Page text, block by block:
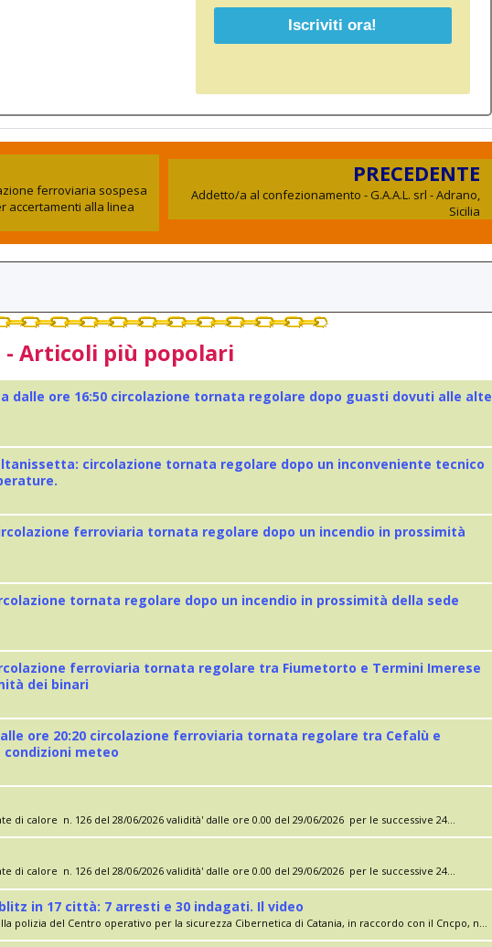
ferroviaria sospesa
accertamenti alla linea
PRECEDENTE
Addetto/a al confezionamento - G.A.A.L. srl - Adrano,
Sicilia
- Articoli più popolari
dalle ore 16:50 circolazione tornata regolare dopo guasti dovuti alle alte
circolazione tornata regolare dopo un inconveniente tecnico
ferroviaria tornata regolare dopo un incendio in prossimità
tornata regolare dopo un incendio in prossimità della sede
ferroviaria tornata regolare tra Fiumetorto e Termini Imerese
dei binari
ore 20:20 circolazione ferroviaria tornata regolare tra Cefalù e
condizioni meteo
di calore n. 126 del 28/06/2026 validità' dalle ore 0.00 del 29/06/2026 per le successive 24...
di calore n. 126 del 28/06/2026 validità' dalle ore 0.00 del 29/06/2026 per le successive 24...
in 17 città: 7 arresti e 30 indagati. Il video
polizia del Centro operativo per la sicurezza Cibernetica di Catania, in raccordo con il Cncpo, n...